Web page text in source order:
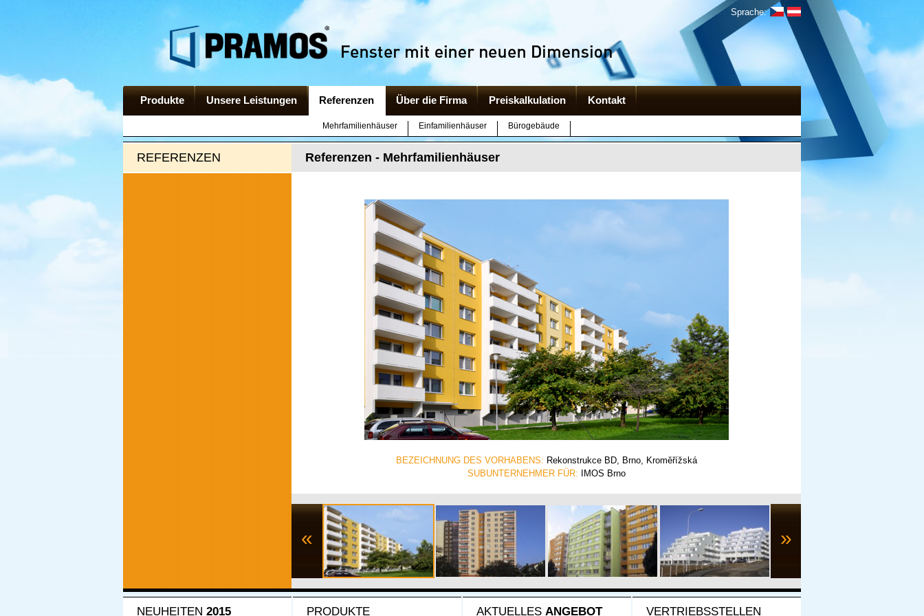
Sprache:
Produkte Unsere Leistungen Referenzen
Mehrfamilienhäuser Einfamilienhäuser Bürogebäude
Über die Firma Preiskalkulation Kontakt
REFERENZEN Referenzen - Mehrfamilienhäuser
BEZEICHNUNG DES VORHABENS: Rekonstrukce BD, Brno, Kroměřížská
SUBUNTERNEHMER FÜR: IMOS Brno
« »
NEUHEITEN 2015 PRODUKTE AKTUELLES ANGEBOT VERTRIEBSSTELLEN